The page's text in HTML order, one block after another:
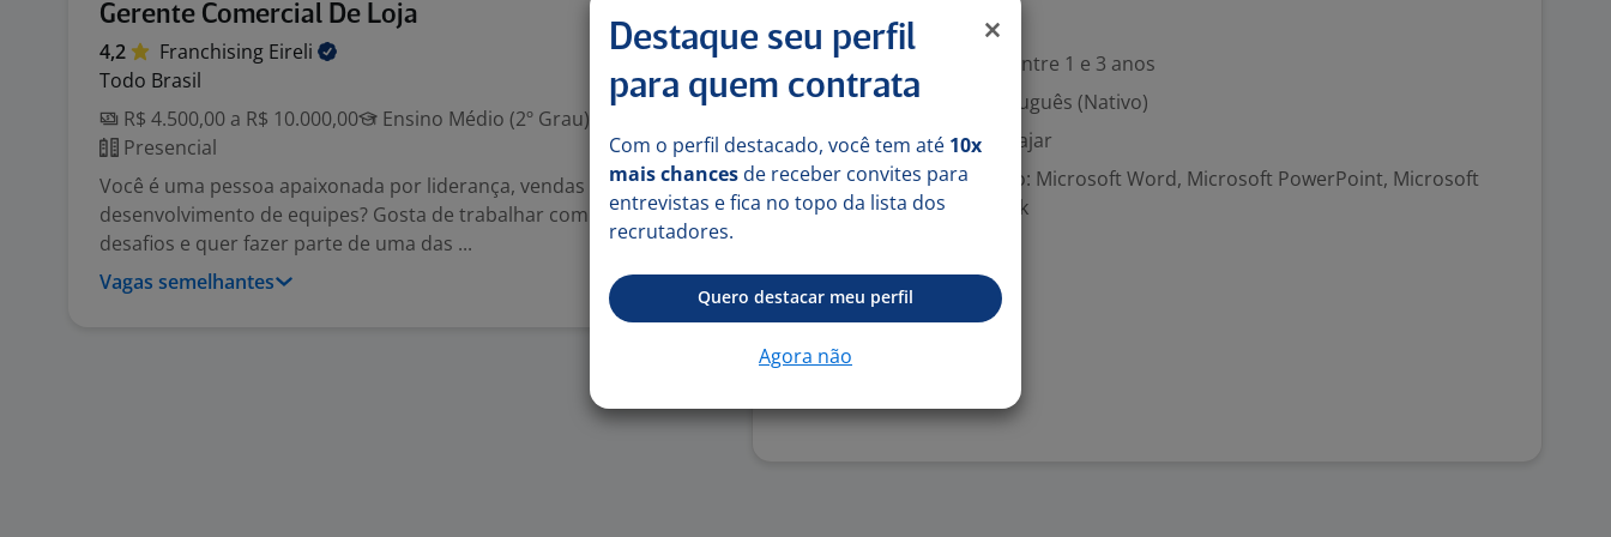
Gerente Comercial De Loja
4,2 Franchising Eireli
Todo Brasil
R$ 4.500,00 a R$ 10.000,00
Ensino Médio (2º Grau)
Presencial
Você é uma pessoa apaixonada por liderança, vendas e
desenvolvimento de equipes? Gosta de trabalhar com metas,
desafios e quer fazer parte de uma das ...
Vagas semelhantes
Experiência desejada: Entre 1 e 3 anos
Inglês (Avançado), Português (Nativo)
Disponibilidade para viajar
Aplicações de Escritório: Microsoft Word, Microsoft PowerPoint, Microsoft
Excel, Microsoft Outlook
Benefícios
Bônus por resultado
Destaque seu perfil
para quem contrata
Com o perfil destacado, você tem até 10x
mais chances de receber convites para
entrevistas e fica no topo da lista dos
recrutadores.
Quero destacar meu perfil
Agora não